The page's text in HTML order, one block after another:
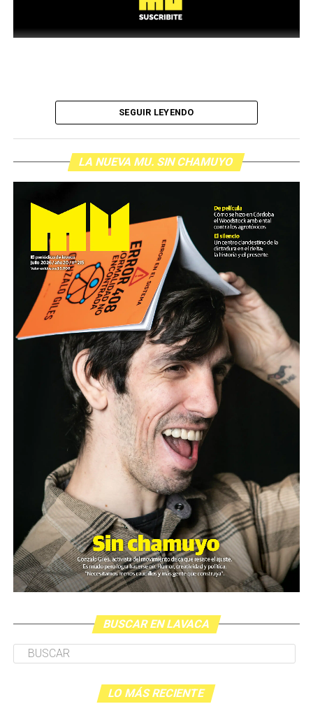
SEGUIR LEYENDO
LA NUEVA MU. SIN CHAMUYO
BUSCAR EN LAVACA
LO MÁS RECIENTE